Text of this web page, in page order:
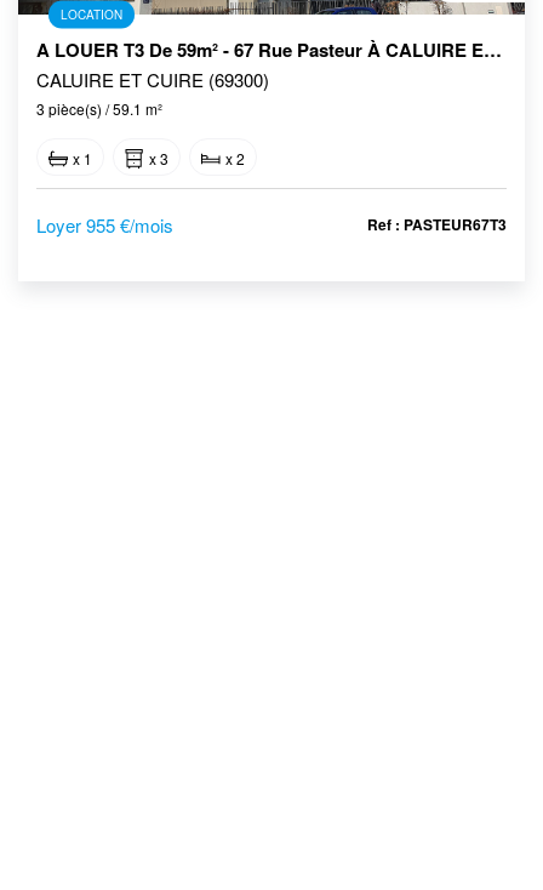
LOCATION
A LOUER T3 De 59m² - 67 Rue Pasteur À CALUIRE ET CUIRE
CALUIRE ET CUIRE (69300)
3 pièce(s) / 59.1 m²
x 1 x 3 x 2
Loyer 955 €/mois Ref : PASTEUR67T3